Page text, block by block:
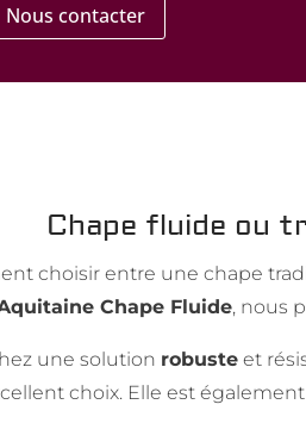
Nous contacter
Chape fluide ou
choisir entre une chape
Chape Fluide, nous
une solution robuste et
choix. Elle est